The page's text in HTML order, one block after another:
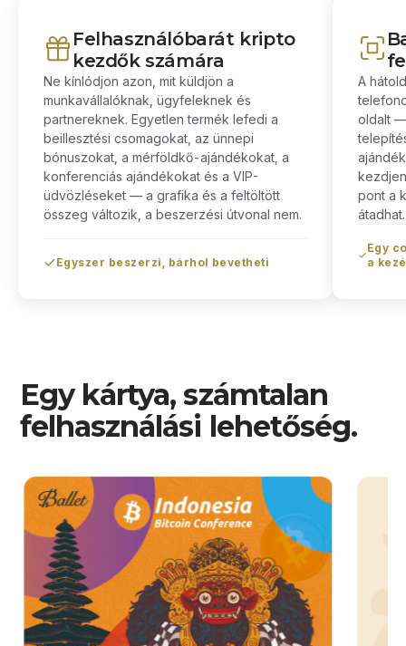
Felhasználóbarát kripto
kezdők számára
Ne kínlódjon azon, mit küldjön a
munkavállalóknak, ügyfeleknek és
partnereknek. Egyetlen termék lefedi a
beillesztési csomagokat, az ünnepi
bónuszokat, a mérföldkő-ajándékokat, a
konferenciás ajándékokat és a VIP-
üdvözléseket — a grafika és a feltöltött
összeg változik, a beszerzési útvonal nem.
Egyszer beszerzi, bárhol bevetheti
A
oldalt —
pont a
átadhat.
Egy
a
Egy kártya, számtalan
felhasználási lehetőség.